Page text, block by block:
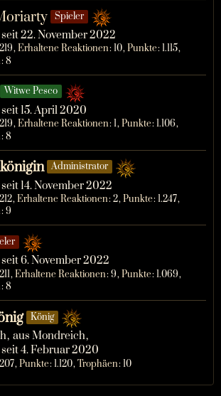
Spieler
22. November 2022
219 Erhaltene Reaktionen 10 Punkte 1.115
8
Witwe Pesco
15. April 2020
219 Erhaltene Reaktionen 1 Punkte 1.106
8
Administrator
14. November 2022
212 Erhaltene Reaktionen 2 Punkte 1.247
9
6. November 2022
211 Erhaltene Reaktionen 9 Punkte 1.069
8
König
aus Mondreich
4. Februar 2020
207 Punkte 1.120 Trophäen 10